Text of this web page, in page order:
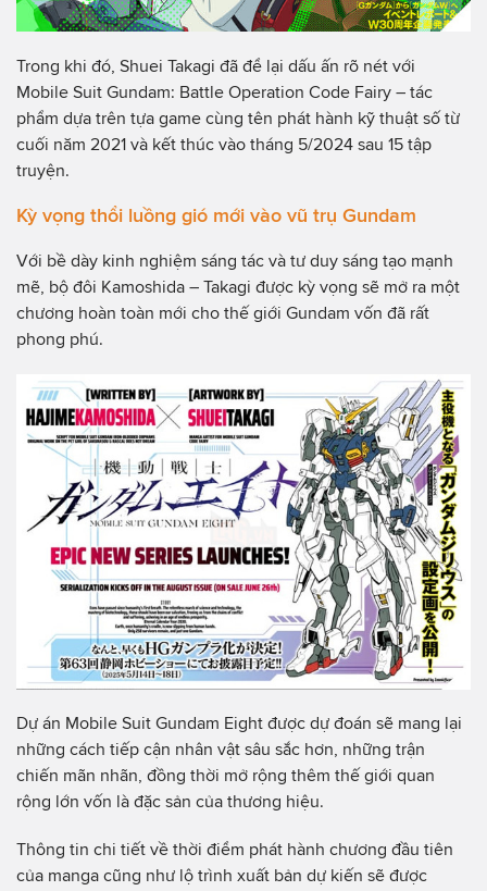
Trong khi đó, Shuei Takagi đã để lại dấu ấn rõ nét với
Mobile Suit Gundam: Battle Operation Code Fairy – tác
phẩm dựa trên tựa game cùng tên phát hành kỹ thuật số từ
cuối năm 2021 và kết thúc vào tháng 5/2024 sau 15 tập
truyện.
Kỳ vọng thổi luồng gió mới vào vũ trụ Gundam
Với bề dày kinh nghiệm sáng tác và tư duy sáng tạo mạnh
mẽ, bộ đôi Kamoshida – Takagi được kỳ vọng sẽ mở ra một
chương hoàn toàn mới cho thế giới Gundam vốn đã rất
phong phú.
Dự án Mobile Suit Gundam Eight được dự đoán sẽ mang lại
những cách tiếp cận nhân vật sâu sắc hơn, những trận
chiến mãn nhãn, đồng thời mở rộng thêm thế giới quan
rộng lớn vốn là đặc sản của thương hiệu.
Thông tin chi tiết về thời điểm phát hành chương đầu tiên
của manga cũng như lộ trình xuất bản dự kiến sẽ được